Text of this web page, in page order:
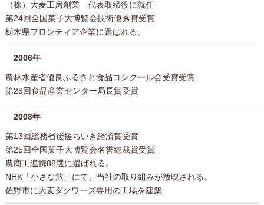
（株）大麦工房創業 代表取締役に就任
第24回全国菓子大博覧会技術優秀賞受賞
栃木県フロンティア企業に選ばれる。
2006年
農林水産省優良ふるさと食品コンクール会受賞受賞
第28回食品産業センター局長賞受賞
2008年
第13回総務省後援ちいき経済賞受賞
第25回全国菓子大博覧会名誉総裁賞受賞
農商工連携88選に選ばれる。
NHK「小さな旅」にて、当社の取り組みが放映される。
佐野市に大麦ダクワーズ専用の工場を建築